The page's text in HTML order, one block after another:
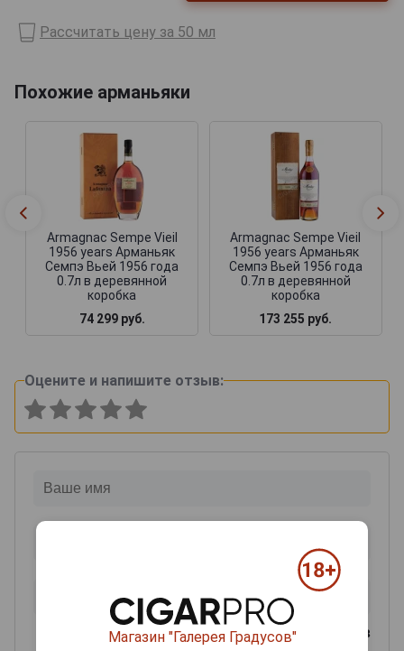
Рассчитать цену за 50 мл
Похожие арманьяки
Armagnac Sempe Vieil
1956 years Арманьяк
Семпэ Вьей 1956 года
0.7л в деревянной
коробка
74 299 руб.
Armagnac Sempe Vieil
1956 years Арманьяк
Семпэ Вьей 1956 года
0.7л в деревянной
коробка
173 255 руб.
Оцените и напишите отзыв:
0из 2000 знаков
Магазин "Галерея Градусов"